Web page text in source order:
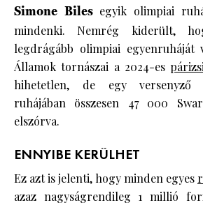
Simone Bilesegyik olimpiai
mindenki. Nemrég kiderült,
legdrágább olimpiai egyenruháját
Államok tornászai a 2024-es
hihetetlen, de egy versenyző
ruhájában összesen 47 000
elszórva.
ENNYIBE KERÜLHET
Ez azt is jelenti, hogy minden egyes
azaz nagyságrendileg 1 millió